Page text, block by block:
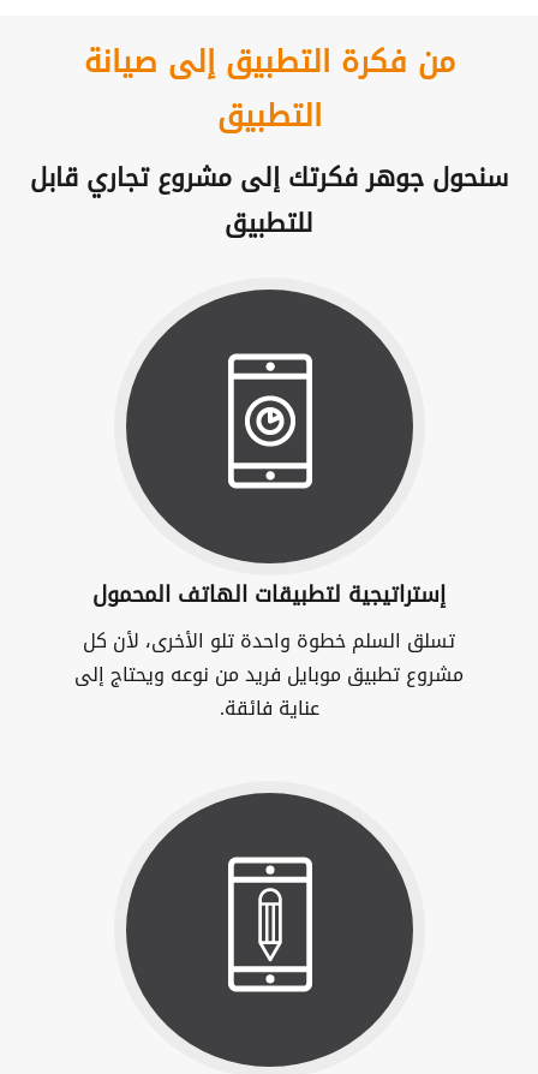
من فكرة التطبيق إلى صيانة
التطبيق
سنحول جوهر فكرتك إلى مشروع تجاري قابل
للتطبيق
إستراتيجية لتطبيقات الهاتف المحمول
تسلق السلم خطوة واحدة تلو الأخرى، لأن كل
مشروع تطبيق موبايل فريد من نوعه ويحتاج إلى
عناية فائقة.